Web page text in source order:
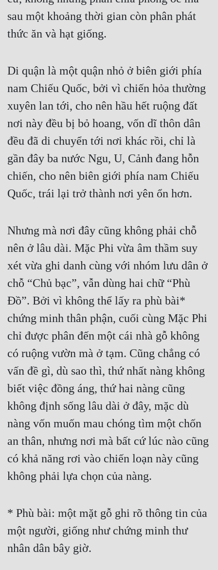
Dã Sử
Gia Đấu
Góc Nhìn Nam
Góc Nhìn Nữ
Huyền Huyễn
Huyền Nghi
Huyền Ảo
Hài Hước
Hệ Thống
Khoa Huyễn Không Gian
Kinh Dị
Kiếm Hiệp
Kỳ Huyễn
Kỳ Ảo
Linh Dị
Làm Giàu
Mạt Thế
Mỹ Thực
Ngôn Tình
Nữ Cường
Nữ Phụ
Phong Thủy - Tâm Linh
sau một khoảng thời gian còn phân phát
thức ăn và hạt giống.
Di quận là một quận nhỏ ở biên giới phía
nam Chiếu Quốc, bởi vì chiến hỏa thường
xuyên lan tới, cho nên hầu hết ruộng đất
nơi này đều bị bỏ hoang, vốn dĩ thôn dân
đều đã di chuyển tới nơi khác rồi, chỉ là
gần đây ba nước Ngu, U, Cảnh đang hỗn
chiến, cho nên biên giới phía nam Chiếu
Quốc, trái lại trở thành nơi yên ổn hơn.
Nhưng mà nơi đây cũng không phải chỗ
nên ở lâu dài. Mặc Phi vừa âm thầm suy
xét vừa ghi danh cùng với nhóm lưu dân ở
chỗ “Chủ bạc”, vẫn dùng hai chữ “Phù
Đồ”. Bởi vì không thể lấy ra phù bài*
chứng minh thân phận, cuối cùng Mặc Phi
chỉ được phân đến một cái nhà gỗ không
có ruộng vườn mà ở tạm. Cũng chẳng có
vấn đề gì, dù sao thì, thứ nhất nàng không
biết việc đồng áng, thứ hai nàng cũng
không định sống lâu dài ở đây, mặc dù
nàng vốn muốn mau chóng tìm một chốn
an thân, nhưng nơi mà bất cứ lúc nào cũng
có khả năng rơi vào chiến loạn này cũng
không phải lựa chọn của nàng.
* Phù bài: một mặt gỗ ghi rõ thông tin của
một người, giống như chứng minh thư
nhân dân bây giờ.